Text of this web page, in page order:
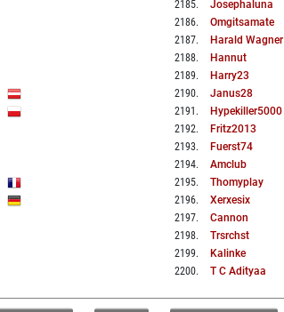
2185. Josephaluna
2186. Omgitsamate
2187. Harald Wagner
2188. Hannut
2189. Harry23
2190. Janus28
2191 . Hypekiller5000
2192. Fritz2013
2193. Fuerst74
2194. Amclub
2195. Thomyplay
2196. Xerxesix
2197. Cannon
2198. Trsrchst
2199. Kalinke
2200. T C Adityaa